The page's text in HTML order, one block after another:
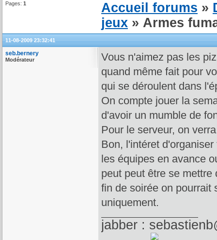
Pages: 1 Accueil forums »
jeux » Armes
11-08-2009 23:32:41
seb.bernery
Modérateur
Vous n'aimez pas les
quand même fait pour
qui se déroulent dans
On compte jouer la
d'avoir un mumble de
Pour le serveur, on
Bon, l'intéret
les équipes en avance
peut peut être se
fin de soirée on pourrait
uniquement.
jabber :